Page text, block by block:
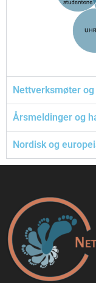
Nettverksmøter
Årsmeldinger og
Nordisk og